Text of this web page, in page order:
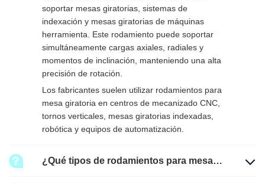
soportar mesas giratorias, sistemas de
indexación y mesas giratorias de máquinas
herramienta. Este rodamiento puede soportar
simultáneamente cargas axiales, radiales y
momentos de inclinación, manteniendo una alta
precisión de rotación.
Los fabricantes suelen utilizar rodamientos para
mesa giratoria en centros de mecanizado CNC,
tornos verticales, mesas giratorias indexadas,
robótica y equipos de automatización.
¿Qué tipos de rodamientos para mesas